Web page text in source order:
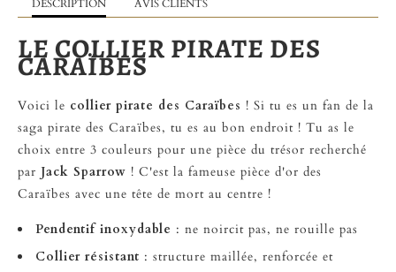
DESCRIPTION AVIS CLIENTS
LE COLLIER PIRATE DES
CARAÏBES
Voici le collier pirate des Caraïbes ! Si tu es un fan de la
saga pirate des Caraïbes, tu es au bon endroit ! Tu as le
choix entre 3 couleurs pour une pièce du trésor recherché
par Jack Sparrow ! C'est la fameuse pièce d'or des
Caraïbes avec une tête de mort au centre !
Pendentif inoxydable : ne noircit pas, ne rouille pas
Collier résistant : structure maillée, renforcée et